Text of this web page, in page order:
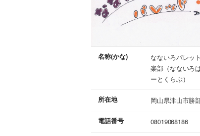
名称(かな)
なないろパレッ
楽部（なないろ
ーとくらぶ）
所在地 岡山県津山市勝
電話番号 08019068186